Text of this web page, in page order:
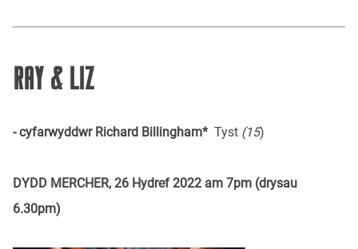
RAY & LIZ
- cyfarwyddwr Richard Billingham* Tyst (15)
DYDD MERCHER, 26 Hydref 2022 am 7pm (drysau
6.30pm)